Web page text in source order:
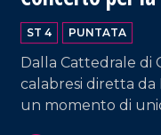
ST 4 PUNTATA
Dalla Cattedrale di
calabresi diretta da
un momento di
VAI AL TITOLO